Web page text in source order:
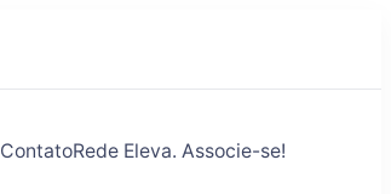
ContatoRede Eleva. Associe-se!